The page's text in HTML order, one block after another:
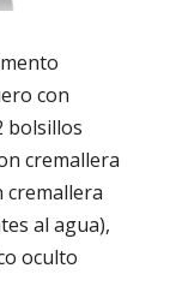
con
bolsillos
cremallera
cremallera
al agua),
oculto